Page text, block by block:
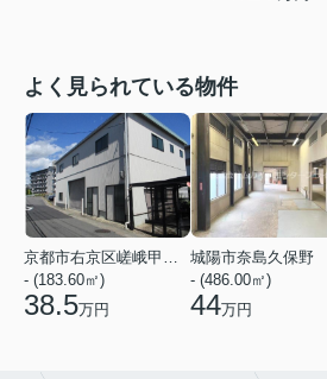
よく見られている物件
- (183.60㎡)
38.5万円
城陽市奈島久保野
- (486.00㎡)
44万円